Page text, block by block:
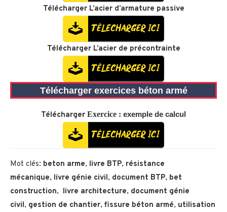
Télécharger L’acier d’armature passive
Télécharger L’acier de précontrainte
Télécharger exercices béton armé
Télécharger Exercice : exemple de calcul
Mot clés: beton arme, livre BTP, résistance
mécanique, livre génie civil, document BTP, bet
construction, livre architecture, document génie
civil, gestion de chantier, fissure béton armé, utilisation